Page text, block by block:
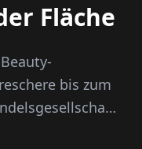
Fläche
bis zum